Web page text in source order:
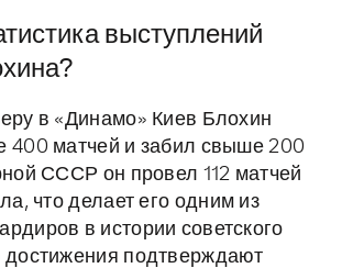
выступлений
в «Динамо» Киев Блохин
400 матчей и забил свыше 200
СССР он провел 112 матчей
что делает его одним из
в истории советского
достижения подтверждают